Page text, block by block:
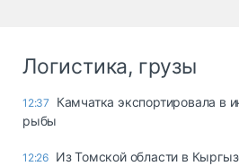
Логистика, грузы
12:37
Камчатка экспортировала в
рыбы
12:26 Из Томской области в